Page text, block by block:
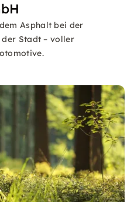
Asphalt bei der
der Stadt – voller